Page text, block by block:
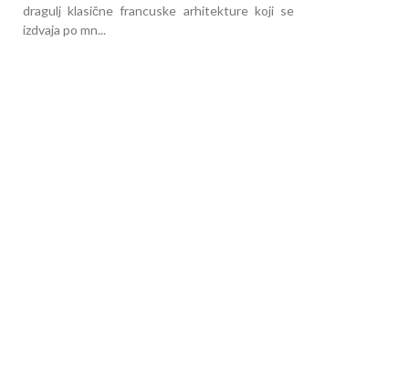
dragulj klasične francuske arhitekture koji se
izdvaja po mn...